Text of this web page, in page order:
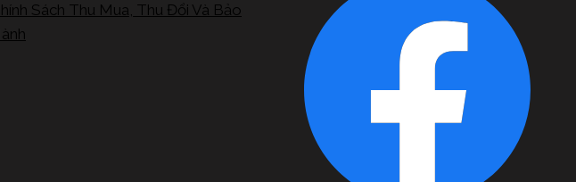
Sách Thu Mua, Thu Đổi Và Bảo